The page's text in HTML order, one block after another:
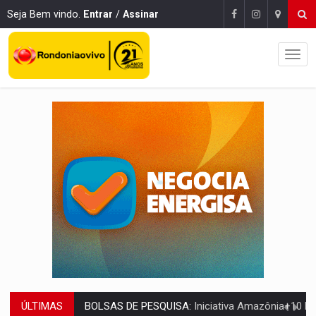
Seja Bem vindo. Entrar / Assinar
ÚLTIMAS MATERIAL:Brasil tem grandes reservas de urânio, mas produz pouco e